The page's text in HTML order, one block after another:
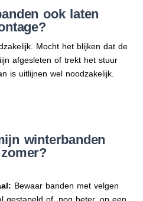
ook laten
Mocht het blijken dat de
afgesleten of trekt het stuur
is uitlijnen wel noodzakelijk.
winterbanden
Bewaar banden met velgen
gestapeld of, nog beter, op een